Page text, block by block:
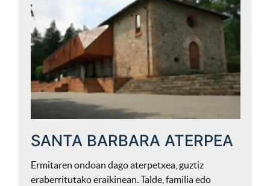
SANTA BARBARA ATERPEA
Ermitaren ondoan dago aterpetxea, guztiz
eraberritutako eraikinean. Talde, familia edo